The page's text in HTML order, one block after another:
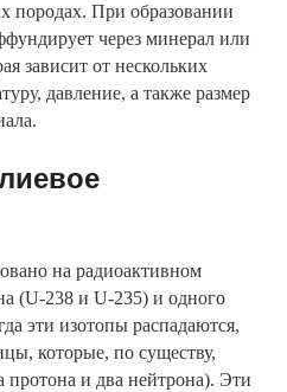
породах. При образовании
через минерал или
зависит от нескольких
давление, а также размер
на радиоактивном
(U-238 и U-235) и одного
эти изотопы распадаются,
которые, по существу,
протона и два нейтрона). Эти